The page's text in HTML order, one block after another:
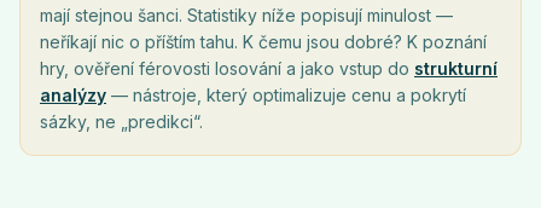
mají stejnou šanci. Statistiky níže popisují minulost —
neříkají nic o příštím tahu. K čemu jsou dobré? K poznání
hry, ověření férovosti losování a jako vstup do strukturní
analýzy — nástroje, který optimalizuje cenu a pokrytí
sázky, ne „predikci“.